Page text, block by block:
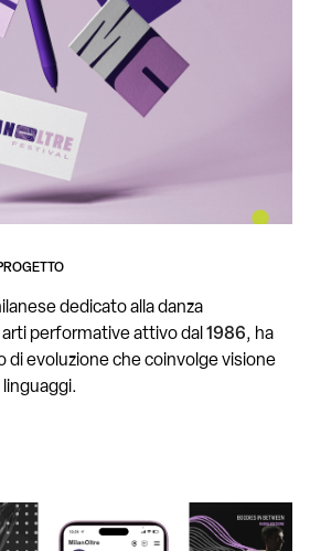
dedicato alla danza
performative attivo dal 1986, ha
di evoluzione che coinvolge visione